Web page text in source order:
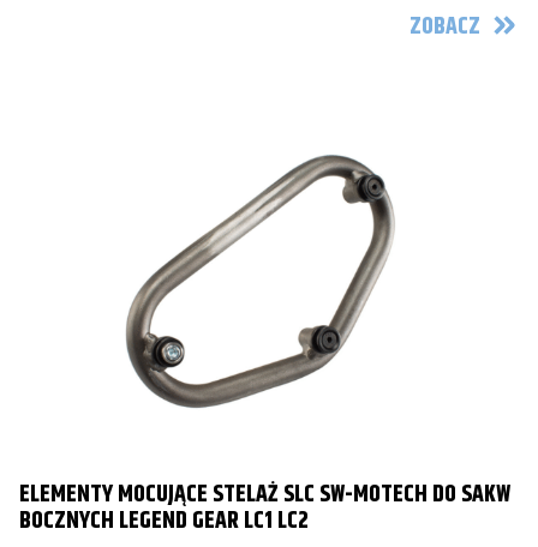
ZOBACZ
ELEMENTY MOCUJĄCE STELAŻ SLC SW-MOTECH DO SAKW
BOCZNYCH LEGEND GEAR LC1 LC2